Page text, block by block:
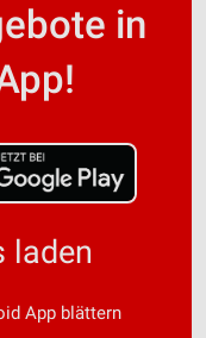
in
laden
App blättern